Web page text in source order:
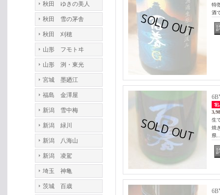
秋田 ゆきの美人
秋田 雪の茅舎
秋田 刈穂
山形 フモトヰ
山形 洌・東光
宮城 墨廼江
福島 金澤屋
新潟 雪中梅
新潟 緑川
新潟 八海山
新潟 凌駕
埼玉 神亀
茨城 百歳
特
酒
生
焼
県